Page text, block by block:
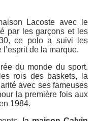
Lacoste avec le
par les garçons et les
ce polo a suivi les
de la marque.
du monde du sport.
rois des baskets, la
avec ses fameuses
la première fois aux
1984.